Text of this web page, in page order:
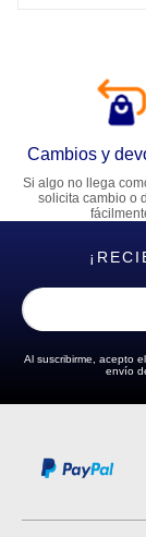
Cambios y
Si algo no llega
solicita cambio o
Al suscribirme, acepto el
envío